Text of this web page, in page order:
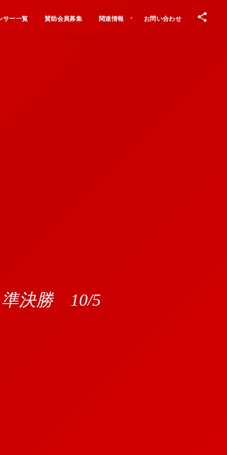
サー一覧 賛助会員募集 関連情報 お問い合わせ
Contact
決勝 10/5